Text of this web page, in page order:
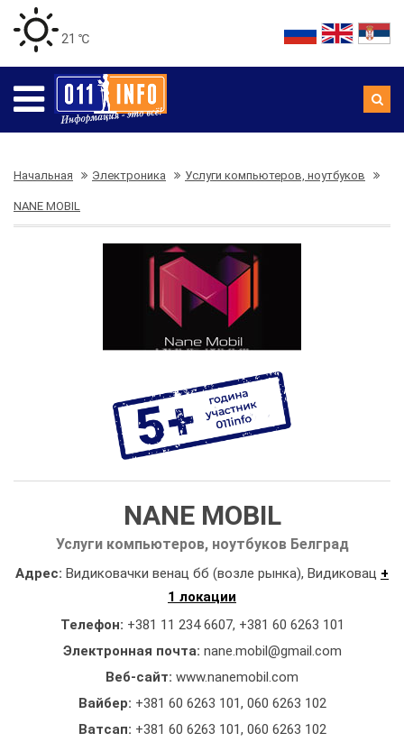
21 ℃
Начальная Электроника Услуги компьютеров, ноутбуков
NANE MOBIL
NANE MOBIL
Услуги компьютеров, ноутбуков Белград
Адрес: Видиковачки венац бб (возле рынка), Видиковац +
1 локации
Телефон: +381 11 234 6607, +381 60 6263 101
Электронная почта: nane.mobil@gmail.com
Веб-сайт: www.nanemobil.com
Вайбер: +381 60 6263 101, 060 6263 102
Ватсап: +381 60 6263 101, 060 6263 102